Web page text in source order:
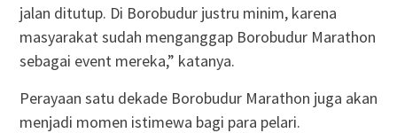
jalan ditutup. Di Borobudur justru minim, karena
masyarakat sudah menganggap Borobudur Marathon
sebagai event mereka,” katanya.
Perayaan satu dekade Borobudur Marathon juga akan
menjadi momen istimewa bagi para pelari.